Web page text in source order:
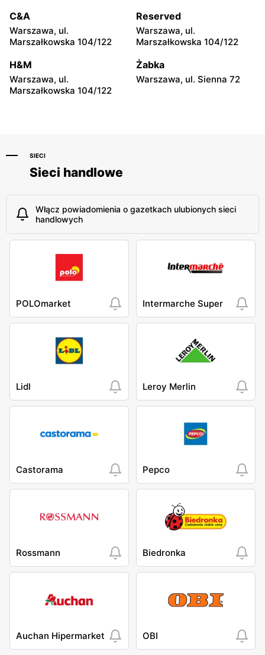
Hyżne, ul. Hyżne 100 Jarosław, ul. Pełkińska 147
moje sklepy moje sklepy
C&A
Warszawa, ul.
Marszałkowska 104/122
Reserved
Warszawa, ul.
Marszałkowska 104/122
H&M
Warszawa, ul.
Marszałkowska 104/122
Żabka
Warszawa, ul. Sienna 72
SIECI
Sieci handlowe
Włącz powiadomienia o gazetkach ulubionych sieci
handlowych
POLOmarket Intermarche Super
Lidl Leroy Merlin
Castorama Pepco
Rossmann Biedronka
Auchan Hipermarket OBI